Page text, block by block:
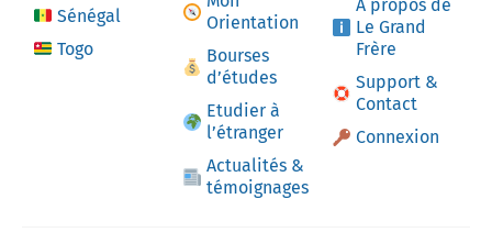
Sénégal
Togo
Orientation
Bourses
d’études
Etudier à
l’étranger
Actualités &
témoignages
A propos de
Le Grand
Frère
Support &
Contact
Connexion